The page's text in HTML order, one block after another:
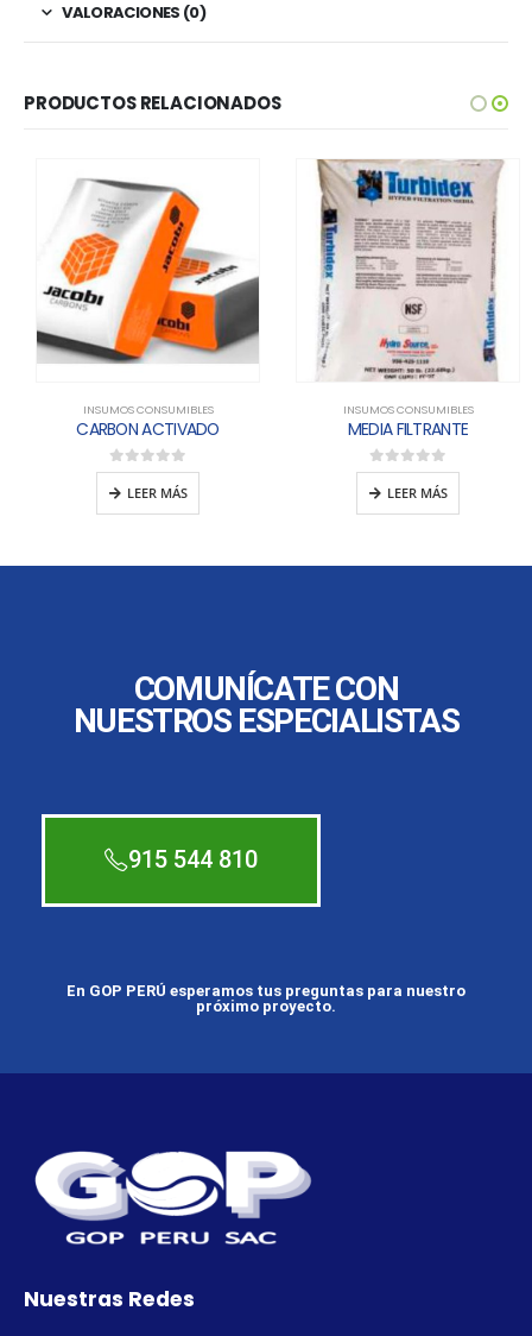
VALORACIONES (0)
PRODUCTOS RELACIONADOS
INSUMOS CONSUMIBLES
CARBON ACTIVADO
0out of 5
LEER MÁS
INSUMOS CONSUMIBLES
MEDIA FILTRANTE
0out of 5
LEER MÁS
COMUNÍCATE CON
NUESTROS ESPECIALISTAS
915 544 810
En GOP PERÚ esperamos tus preguntas para nuestro
próximo proyecto.
Nuestras Redes